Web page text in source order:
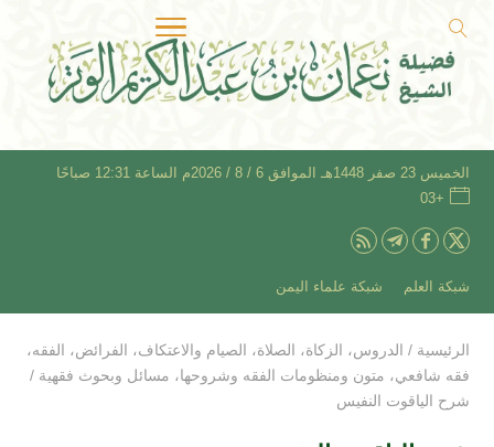
الخميس 23 صفر 1448هـ الموافق 6 / 8 / 2026م الساعة 12:31 صباحًا
+03
شبكة العلم شبكة علماء اليمن
الرئيسية / الدروس، الزكاة، الصلاة، الصيام والاعتكاف، الفرائض، الفقه،
فقه شافعي، متون ومنظومات الفقه وشروحها، مسائل وبحوث فقهية /
شرح الياقوت النفيس